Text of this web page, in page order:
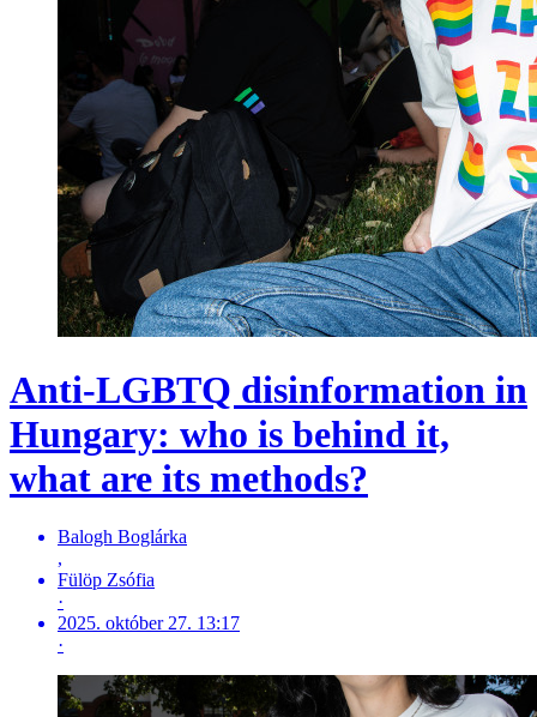
Anti-LGBTQ disinformation in
Hungary: who is behind it,
what are its methods?
Balogh Boglárka
,
Fülöp Zsófia
·
2025. október 27. 13:17
·